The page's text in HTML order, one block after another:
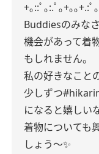
+｡::ﾟ｡:.ﾟ｡+｡｡+.:ﾟ
Buddiesのみな
機会があって着
もしれません。
私の好きなこと
少しずつ
になると嬉しい
着物についても
しょう〜✨